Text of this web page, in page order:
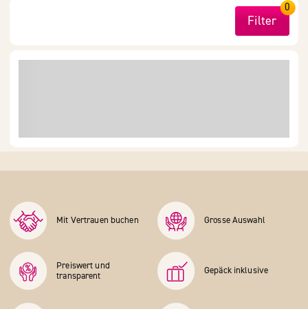
Filter
0
Mit Vertrauen buchen Grosse Auswahl
Preiswert und
transparent
Gepäck inklusive